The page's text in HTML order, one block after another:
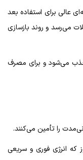
عالی برای استفاده بعد
می‌رسد و روند بازسازی
جذب می‌شود و برای مصرف
را تأمین می‌کنند.
که انرژی فوری و سریعی